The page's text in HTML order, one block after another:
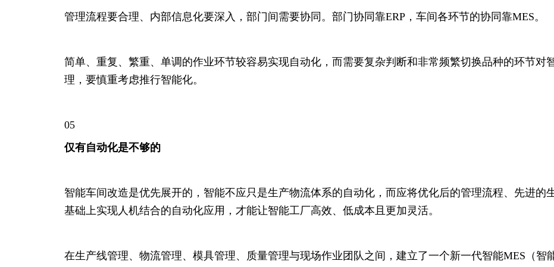
管理流程要合理、内部信息化要深入，部门间需要协同。部门协同靠ERP，车间各环节的协同靠MES。
简单、重复、繁重、单调的作业环节较容易实现自动化，而需要复杂判断和非常频繁切换品种的环节对
理，要慎重考虑推行智能化。
05
仅有自动化是不够的
智能车间改造是优先展开的，智能不应只是生产物流体系的自动化，而应将优化后的管理流程、先进的
基础上实现人机结合的自动化应用，才能让智能工厂高效、低成本且更加灵活。
在生产线管理、物流管理、模具管理、质量管理与现场作业团队之间，建立了一个新一代智能MES（智